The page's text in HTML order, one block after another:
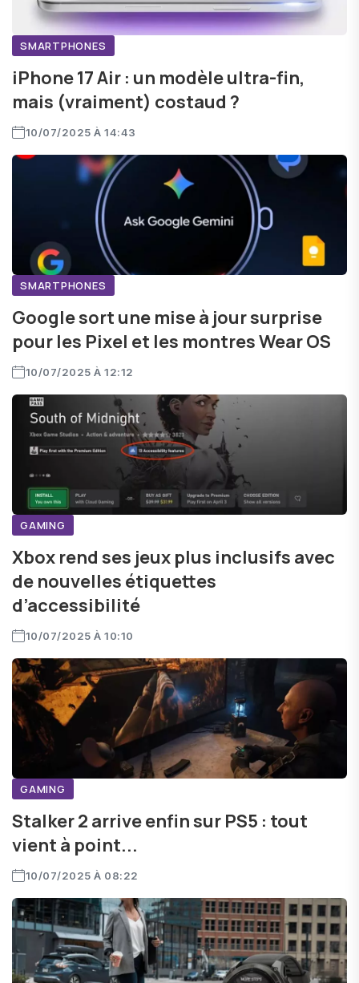
SMARTPHONES
iPhone 17 Air : un modèle ultra-fin,
mais (vraiment) costaud ?
10/07/2025 À 14:43
SMARTPHONES
Google sort une mise à jour surprise
pour les Pixel et les montres Wear OS
10/07/2025 À 12:12
GAMING
Xbox rend ses jeux plus inclusifs avec
de nouvelles étiquettes
d’accessibilité
10/07/2025 À 10:10
GAMING
Stalker 2 arrive enfin sur PS5 : tout
vient à point...
10/07/2025 À 08:22